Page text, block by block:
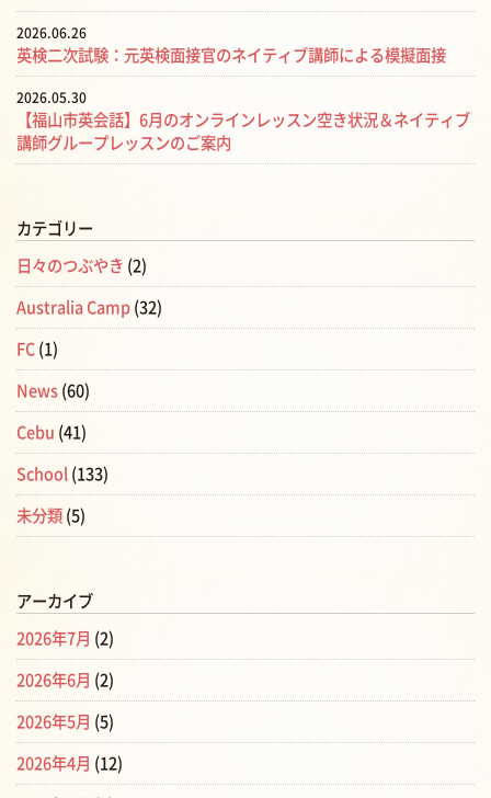
2026.06.26
英検二次試験：元英検面接官のネイティブ講師による模擬面接
2026.05.30
【福山市英会話】6月のオンラインレッスン空き状況＆ネイティブ
講師グループレッスンのご案内
カテゴリー
日々のつぶやき (2)
Australia Camp (32)
FC (1)
News (60)
Cebu (41)
School (133)
未分類 (5)
アーカイブ
2026年7月 (2)
2026年6月 (2)
2026年5月 (5)
2026年4月 (12)